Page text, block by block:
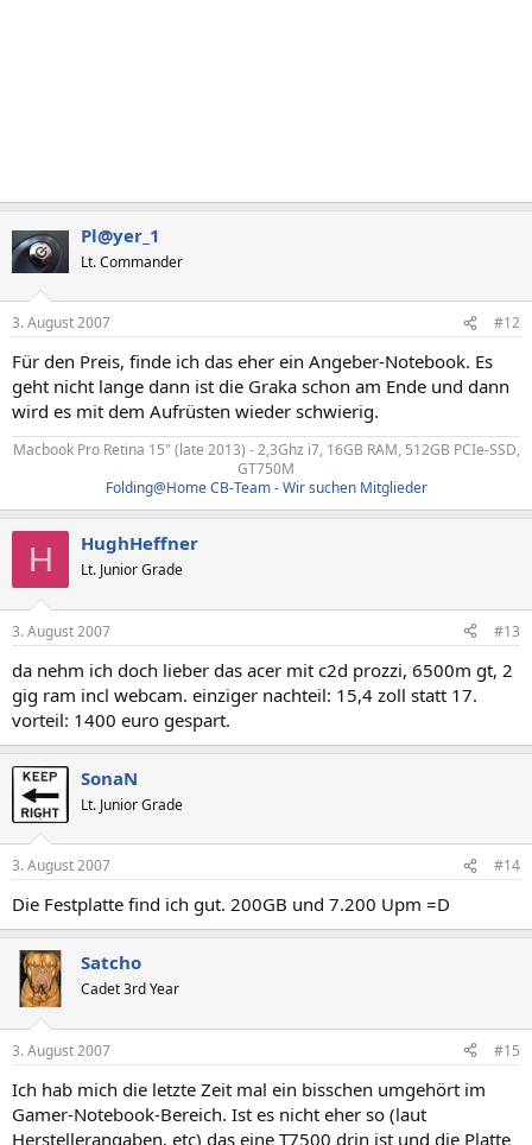
Pl@yer_1
Lt. Commander
3. August 2007 #12
Für den Preis, finde ich das eher ein Angeber-Notebook. Es
geht nicht lange dann ist die Graka schon am Ende und dann
wird es mit dem Aufrüsten wieder schwierig.
Macbook Pro Retina 15" (late 2013) - 2,3Ghz i7, 16GB RAM, 512GB PCIe-SSD,
GT750M​
Folding@Home CB-Team - Wir suchen Mitglieder
H HughHeffner
Lt. Junior Grade
3. August 2007 #13
da nehm ich doch lieber das acer mit c2d prozzi, 6500m gt, 2
gig ram incl webcam. einziger nachteil: 15,4 zoll statt 17.
vorteil: 1400 euro gespart.
SonaN
Lt. Junior Grade
3. August 2007 #14
Die Festplatte find ich gut. 200GB und 7.200 Upm =D
Satcho
Cadet 3rd Year
3. August 2007 #15
Ich hab mich die letzte Zeit mal ein bisschen umgehört im
Gamer-Notebook-Bereich. Ist es nicht eher so (laut
Herstellerangaben, etc) das eine T7500 drin ist und die Platte